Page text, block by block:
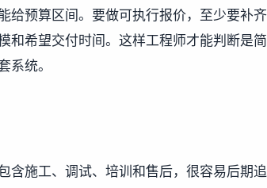
给预算区间。要做可执行报价，至少要补
和希望交付时间。这样工程师才能判断是
系统。
含施工、调试、培训和售后，很容易后期